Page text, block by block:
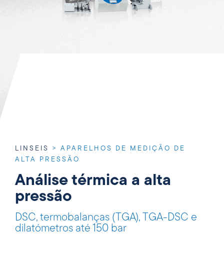
LINSEIS > APARELHOS DE MEDIÇÃO DE
ALTA PRESSÃO
Análise térmica a alta
pressão
DSC, termobalanças (TGA), TGA-DSC e
dilatómetros até 150 bar